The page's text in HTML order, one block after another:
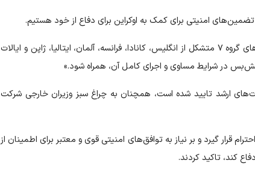
براساس گزارش خبرگزاری رویترز، در پیش‌نویس نهایی بیانیه، کشورهای گروه ۷ متشکل از انگلیس، کانادا، فرانسه، آلمان، ایتالیا، ژاپن و ایالات
ارشد تایید شده است، همچنان به چراغ سبز وزیران خارجی شرکت
قرار گیرد و بر نیاز به توافق‌های امنیتی قوی و معتبر برای اطمینان از
کند، تاکید کردند.